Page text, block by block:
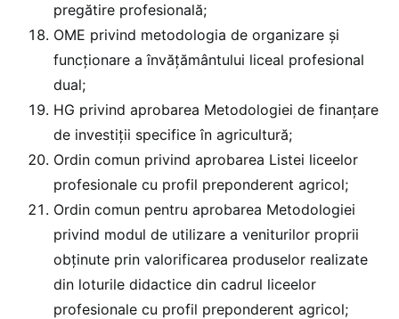
pregătire profesională;
OME privind metodologia de organizare și
funcţionare a învăţământului liceal profesional
dual;
HG privind aprobarea Metodologiei de finanțare
de investiţii specifice în agricultură;
Ordin comun privind aprobarea Listei liceelor
profesionale cu profil preponderent agricol;
Ordin comun pentru aprobarea Metodologiei
privind modul de utilizare a veniturilor proprii
obţinute prin valorificarea produselor realizate
din loturile didactice din cadrul liceelor
profesionale cu profil preponderent agricol;